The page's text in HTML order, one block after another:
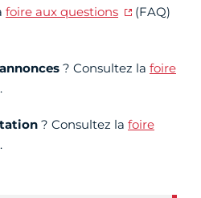
foire aux questions
(FAQ)
? Consultez la foire
? Consultez la foire